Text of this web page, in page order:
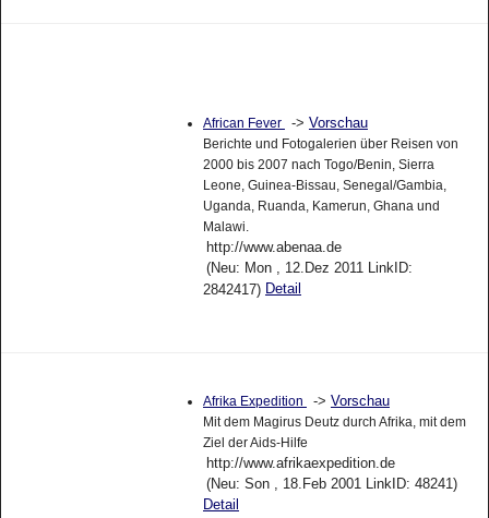
African Fever -> Vorschau
Berichte und Fotogalerien über Reisen von
2000 bis 2007 nach Togo/Benin, Sierra
Leone, Guinea-Bissau, Senegal/Gambia,
Uganda, Ruanda, Kamerun, Ghana und
Malawi.
http://www.abenaa.de
(Neu: Mon , 12.Dez 2011 LinkID:
2842417) Detail
Afrika Expedition -> Vorschau
Mit dem Magirus Deutz durch Afrika, mit dem
Ziel der Aids-Hilfe
http://www.afrikaexpedition.de
(Neu: Son , 18.Feb 2001 LinkID: 48241)
Detail